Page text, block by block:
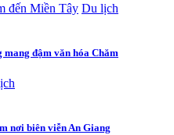
đến Miền Tây Du lịch
đậm văn hóa Chăm
nơi biên viễn An Giang